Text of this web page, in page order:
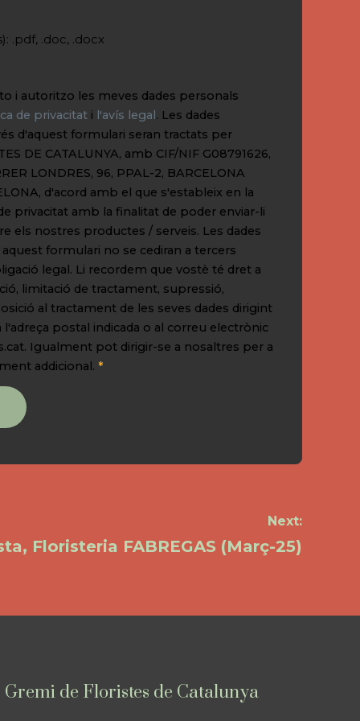
.pdf, .doc, .docx
i autoritzo les meves dades personals
de privacitat i l'avís legal . Les dades
d'aquest formulari seran tractats per
DE CATALUNYA, amb CIF/NIF G08791626,
LONDRES, 96, PPAL-2, BARCELONA
d'acord amb el que s'estableix en la
privacitat amb la finalitat de poder enviar-li
els nostres productes / serveis. Les dades
formulari no se cediran a tercers
legal. Li recordem que vostè té dret a
limitació de tractament, supressió,
al tractament de les seves dades dirigint
l'adreça postal indicada o al correu electrònic
. Igualment pot dirigir-se a nosaltres per a
addicional. *
Next:
Floristeria FABREGAS (Març-25)
Gremi de Floristes de Catalunya